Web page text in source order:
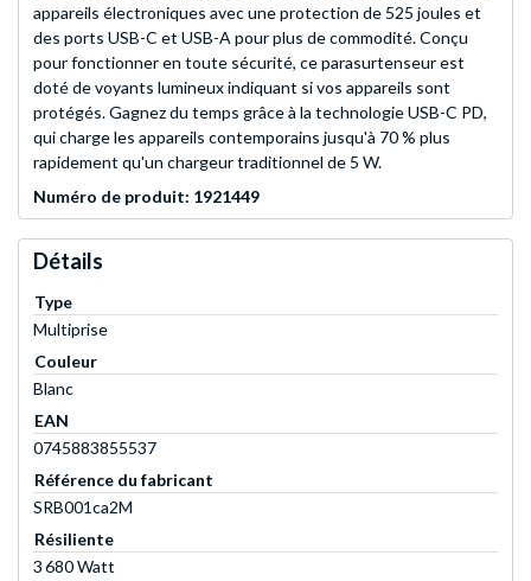
appareils électroniques avec une protection de 525 joules et
des ports USB-C et USB-A pour plus de commodité. Conçu
pour fonctionner en toute sécurité, ce parasurtenseur est
doté de voyants lumineux indiquant si vos appareils sont
protégés. Gagnez du temps grâce à la technologie USB-C PD,
qui charge les appareils contemporains jusqu'à 70 % plus
rapidement qu'un chargeur traditionnel de 5 W.
Numéro de produit: 1921449
Détails
Type
Multiprise
Couleur
Blanc
EAN
0745883855537
Référence du fabricant
SRB001ca2M
Résiliente
3 680 Watt